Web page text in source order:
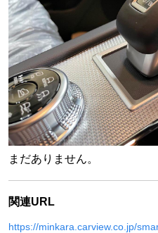
まだありません。
関連URL
https://minkara.carview.co.jp/